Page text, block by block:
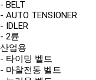
- BELT
- AUTO TENSIONER
- IDLER
- 2륜
산업용
- 타이밍 벨트
- 마찰전동 벨트